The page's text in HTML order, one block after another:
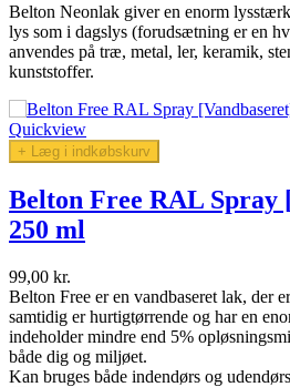
Belton Neonlak giver en enorm
lys som i dagslys (forudsætning er en
anvendes på træ, metal, ler, keramik,
kunststoffer.
Quickview
+ Læg i indkøbskurv
Belton Free RAL Spray
250 ml
99,00 kr.
Belton Free er en vandbaseret lak, der
samtidig er hurtigtørrende og har en
indeholder mindre end 5%
både dig og miljøet.
Kan bruges både indendørs og